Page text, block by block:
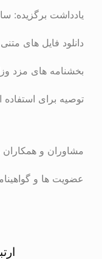
یادداشت برگزیده:
دانلود فایل های متنی
بخشنامه های مزد
توصیه برای
مشاوران و همکاران
عضویت ها و